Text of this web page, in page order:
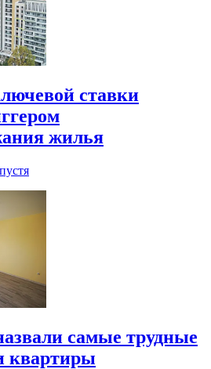
ставки
жилья
самые трудные
квартиры